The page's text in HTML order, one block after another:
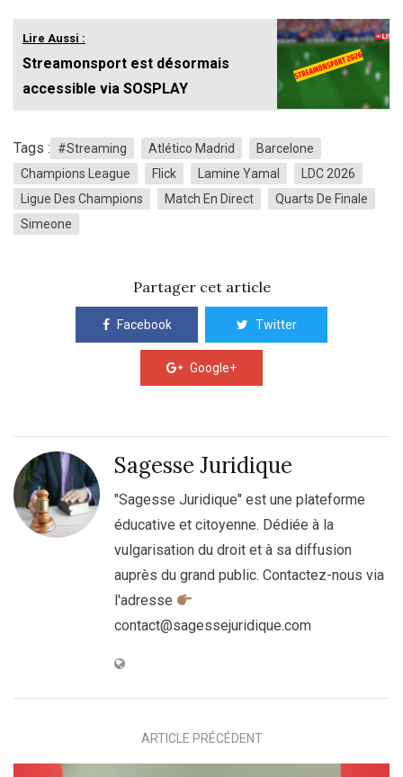
Lire Aussi :
Streamonsport est désormais
accessible via SOSPLAY
Tags : #streaming Atlético Madrid
Barcelone
Champions League
Flick Lamine Yamal
LDC 2026
Ligue Des Champions
Match En Direct
Quarts De Finale
Simeone
Partager cet article
Facebook Twitter
Google+
Sagesse Juridique
"Sagesse Juridique" est une plateforme
éducative et citoyenne. Dédiée à la
vulgarisation du droit et à sa diffusion
auprès du grand public. Contactez-nous via
l'adresse
contact@sagessejuridique.com
ARTICLE PRÉCÉDENT